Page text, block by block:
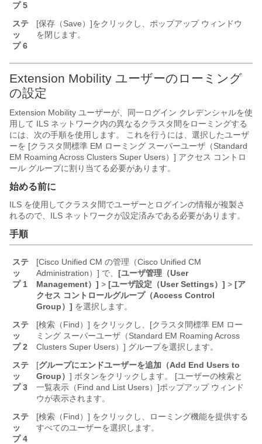
プ 5
ステ
ッ
プ 6
[保存（Save）]をクリックし、ポップアップ ウィンドウ
を閉じます。
Extension Mobility ユーザーのローミング
の設定
Extension Mobility ユーザーが、同一ログイン クレデンシャルを使
用して ILS ネットワーク内の異なるクラスタ間をローミングする
には、次の手順を使用します。 これを行うには、選択したユーザ
ーを [クラスタ間標準 EM ローミング スーパーユーザ（Standard
EM Roaming Across Clusters Super Users）] アクセス コントロ
ール グループに割り当てる必要があります。
始める前に
ILS を使用してクラスタ間でユーザーとログインの情報が複製さ
れるので、ILS ネットワークが設定済みである必要があります。
手順
ステ
ッ
プ 1
[Cisco Unified CM の管理（Cisco Unified CM
Administration）] で、 [ユーザ管理（User
Management）] > [ユーザ設定（User Settings）] > [ア
クセス コントロールグループ（Access Control
Group）] を選択します。
ステ
ッ
プ 2
[検索（Find）] をクリックし、[クラスタ間標準 EM ロー
ミング スーパーユーザ（Standard EM Roaming Across
Clusters Super Users）] グループを選択します。
ステ
ッ
プ 3
[グループにエンドユーザーを追加（Add End Users to
Group） ] ボタンをクリックします。 [ユーザーの検索と
一覧表示（Find and List Users）]ポップアップ ウィンド
ウが表示されます。
ステ
ッ
プ 4
[検索（Find）] をクリックし、ローミング機能を提供する
すべてのユーザーを選択します。